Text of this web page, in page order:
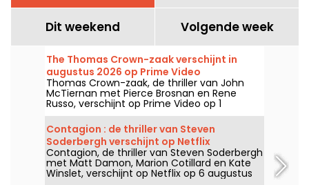
Dit weekend Volgende week
The Thomas Crown-zaak verschijnt in
augustus 2026 op Prime Video
Thomas Crown-zaak, de thriller van John
McTiernan met Pierce Brosnan en Rene
Russo, verschijnt op Prime Video op 1
augustus 2026.
Contagion : de thriller van Steven
Soderbergh verschijnt op Netflix
Contagion, de thriller van Steven Soderbergh
met Matt Damon, Marion Cotillard en Kate
Winslet, verschijnt op Netflix op 6 augustus